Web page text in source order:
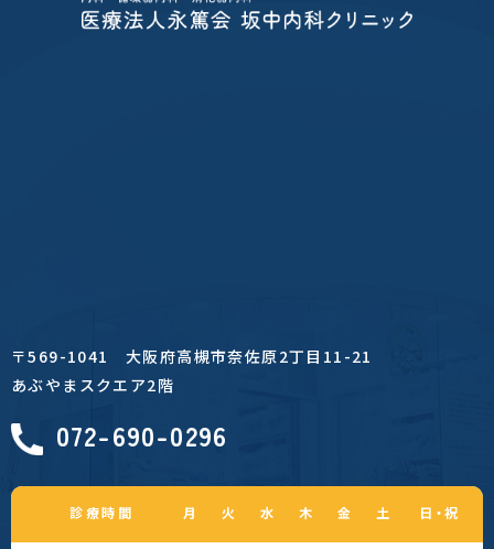
〒569-1041大阪府高槻市奈佐原2丁目11-21
あぶやまスクエア2階
072-690-0296
診療時間 月 火 水 木 金 土 日・祝